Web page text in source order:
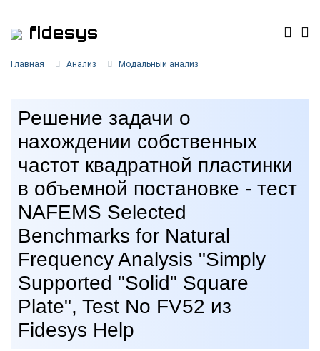
fidesys
Главная Анализ Модальный анализ
Решение задачи о
нахождении собственных
частот квадратной пластинки
в объемной постановке - тест
NAFEMS Selected
Benchmarks for Natural
Frequency Analysis "Simply
Supported "Solid" Square
Plate", Test No FV52 из
Fidesys Help